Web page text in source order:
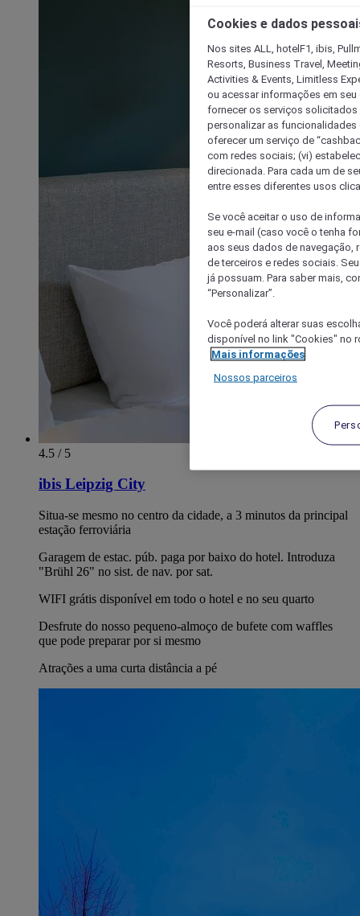
4.5 / 5
ibis Leipzig City
Situa-se mesmo no centro da cidade, a 3 minutos da principal
estação ferroviária
Garagem de estac. púb. paga por baixo do hotel. Introduza
"Brühl 26" no sist. de nav. por sat.
WIFI grátis disponível em todo o hotel e no seu quarto
Desfrute do nosso pequeno-almoço de bufete com waffles
que pode preparar por si mesmo
Atrações a uma curta distância a pé
Cookies e dados
Nos sites ALL, hotelF1, ibis,
Resorts, Business Travel,
Activities & Events, Limitless
ou acessar informações em
fornecer os serviços solicitados
personalizar as
oferecer um serviço de
com redes sociais; (vi)
direcionada. Para cada um de
entre esses diferentes usos
Se você aceitar o uso de
seu e-mail (caso você o tenha
aos seus dados de navegação,
de terceiros e redes sociais.
já possuam. Para saber mais,
“Personalizar”.
Você poderá alterar suas
disponível no link "Cookies" no
Mais informações
Nossos parceiros